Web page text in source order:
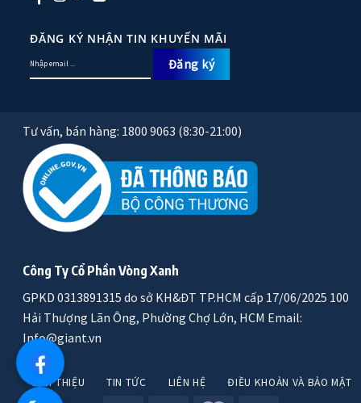
ĐĂNG KÝ NHẬN TIN KHUYẾN MÃI
Tư vấn, bán hàng: 1800 9063 (8:30-21:00)
Công Ty Cổ Phần Vòng Xanh
GPKD 0313891315 do sở KH&ĐT TP.HCM cấp 17/06/2025 100
Hải Thượng Lãn Ông, Phường Chợ Lớn, HCM Email:
Info@giant.vn
GIỚI THIỆU TIN TỨC LIÊN HỆ ĐIỀU KHOẢN VÀ BẢO MẬT